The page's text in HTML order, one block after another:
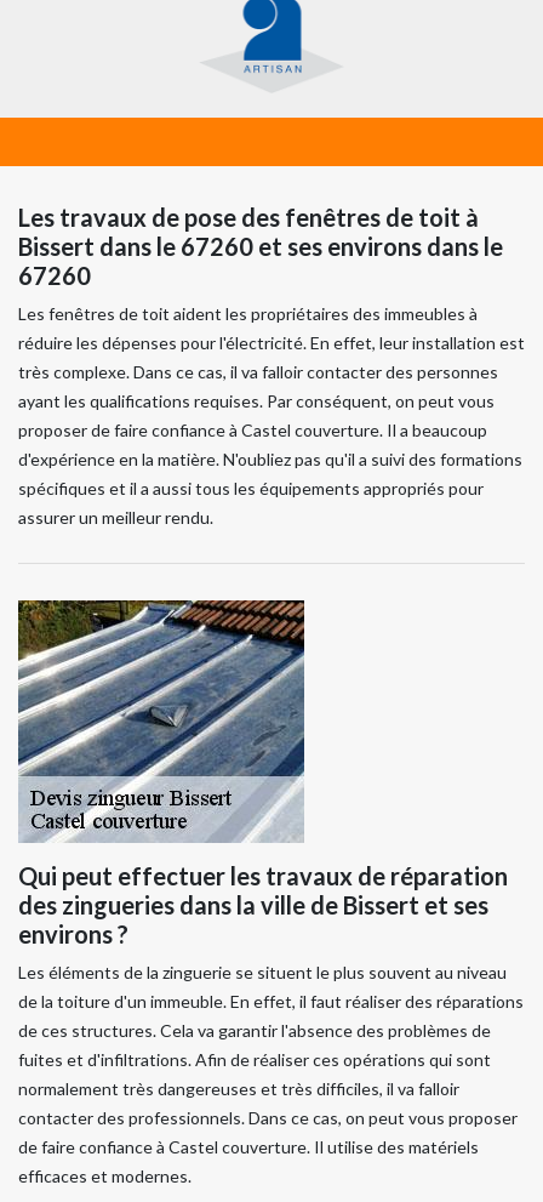
Les travaux de pose des fenêtres de toit à
Bissert dans le 67260 et ses environs dans le
67260
Les fenêtres de toit aident les propriétaires des immeubles à
réduire les dépenses pour l'électricité. En effet, leur installation est
très complexe. Dans ce cas, il va falloir contacter des personnes
ayant les qualifications requises. Par conséquent, on peut vous
proposer de faire confiance à Castel couverture. Il a beaucoup
d'expérience en la matière. N'oubliez pas qu'il a suivi des formations
spécifiques et il a aussi tous les équipements appropriés pour
assurer un meilleur rendu.
Qui peut effectuer les travaux de réparation
des zingueries dans la ville de Bissert et ses
environs ?
Les éléments de la zinguerie se situent le plus souvent au niveau
de la toiture d'un immeuble. En effet, il faut réaliser des réparations
de ces structures. Cela va garantir l'absence des problèmes de
fuites et d'infiltrations. Afin de réaliser ces opérations qui sont
normalement très dangereuses et très difficiles, il va falloir
contacter des professionnels. Dans ce cas, on peut vous proposer
de faire confiance à Castel couverture. Il utilise des matériels
efficaces et modernes.